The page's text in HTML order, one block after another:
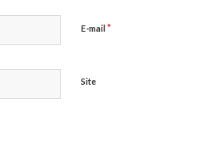
E-mail *
Site